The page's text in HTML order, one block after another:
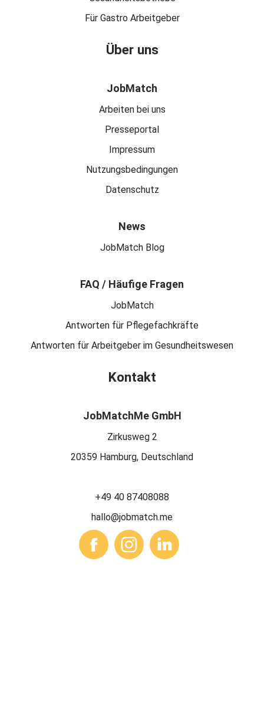
Für Gastro Arbeitgeber
Über uns
JobMatch
Arbeiten bei uns
Presseportal
Impressum
Nutzungsbedingungen
Datenschutz
News
JobMatch Blog
FAQ / Häufige Fragen
JobMatch
Antworten für Pflegefachkräfte
Antworten für Arbeitgeber im Gesundheitswesen
Kontakt
JobMatchMe GmbH
Zirkusweg 2
20359 Hamburg, Deutschland
+49 40 87408088
hallo@jobmatch.me